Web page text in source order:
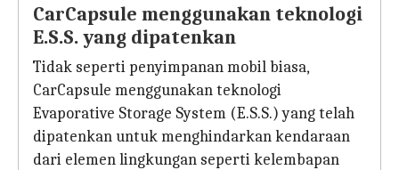
CarCapsule menggunakan teknologi
E.S.S. yang dipatenkan
Tidak seperti penyimpanan mobil biasa,
CarCapsule menggunakan teknologi
Evaporative Storage System (E.S.S.) yang telah
dipatenkan untuk menghindarkan kendaraan
dari elemen lingkungan seperti kelembapan